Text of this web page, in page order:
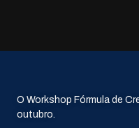
O Workshop Fórmula de
outubro.